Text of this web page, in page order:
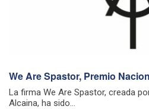
We Are Spastor, Premio
La firma We Are Spastor, creada
Alcaina, ha sido...